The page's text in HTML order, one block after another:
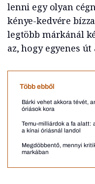
lenni egy olyan
kénye-kedvére
legtöbb márkánál
az, hogy egyenes út
Több ebből
Bárki vehet akkora tévét,
óriások kora
Temu-milliárdok a fa alatt:
a kínai óriásnál landol
Megdöbbentő, mennyi
markában